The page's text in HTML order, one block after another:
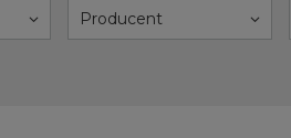
Producent